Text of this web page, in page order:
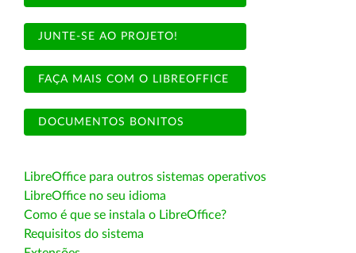
JUNTE-SE AO PROJETO!
FAÇA MAIS COM O LIBREOFFICE
DOCUMENTOS BONITOS
LibreOffice para outros sistemas operativos
LibreOffice no seu idioma
Como é que se instala o LibreOffice?
Requisitos do sistema